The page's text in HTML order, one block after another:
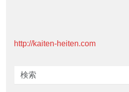
http://kaiten-heiten.com